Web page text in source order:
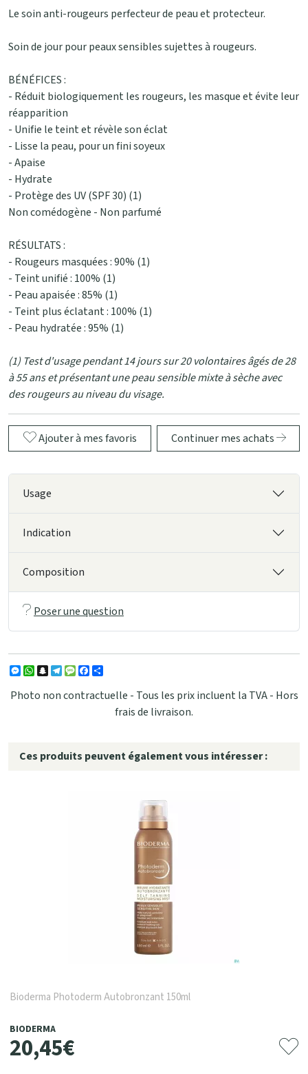
Le soin anti-rougeurs perfecteur de peau et protecteur.
Soin de jour pour peaux sensibles sujettes à rougeurs.
BÉNÉFICES :
- Réduit biologiquement les rougeurs, les masque et évite leur
réapparition
- Unifie le teint et révèle son éclat
- Lisse la peau, pour un fini soyeux
- Apaise
- Hydrate
- Protège des UV (SPF 30) (1)
Non comédogène - Non parfumé
RÉSULTATS :
- Rougeurs masquées : 90% (1)
- Teint unifié : 100% (1)
- Peau apaisée : 85% (1)
- Teint plus éclatant : 100% (1)
- Peau hydratée : 95% (1)
(1) Test d'usage pendant 14 jours sur 20 volontaires âgés de 28
à 55 ans et présentant une peau sensible mixte à sèche avec
des rougeurs au niveau du visage.
Ajouter à mes favoris Continuer mes achats
Usage
Indication
Composition
Poser une question
Messenger
WhatsApp
Snapchat
Telegram
MessageFacebook
Photo non contractuelle - Tous les prix incluent la TVA - Hors
frais de livraison.
Ces produits peuvent également vous intéresser :
Bioderma Photoderm Autobronzant 150ml
BIODERMA
20,45€